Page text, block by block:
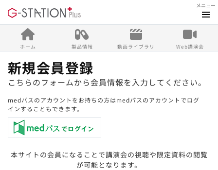
メニュー
ホーム 製品情報 動画ライブラリ Web講演会
新規会員登録
こちらのフォームから会員情報を入力してください。
medパスのアカウントをお持ちの方はmedパスのアカウントでログ
インすることもできます。
本サイトの会員になることで講演会の視聴や限定資料の閲覧
が可能となります。